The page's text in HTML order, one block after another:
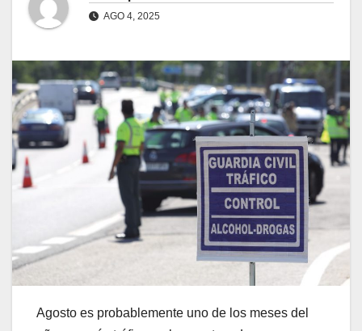
AGO 4, 2025
Agosto es probablemente uno de los meses del